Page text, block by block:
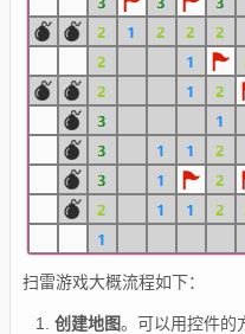
扫雷游戏大概流程如下：
创建地图。可以用控件的